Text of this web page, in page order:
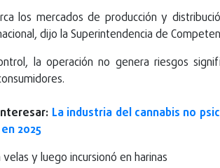
los mercados de producción y
dijo la Superintendencia de
la operación no genera riesgos
La industria del cannabis no
2025
y luego incursionó en harinas